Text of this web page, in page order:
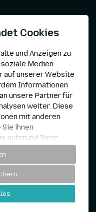
Cookies
und Anzeigen zu
Medien
auf unserer Website
Informationen
unsere Partner für
weiter. Diese
mit anderen
ihnen
aufgrund Ihrer
haben.